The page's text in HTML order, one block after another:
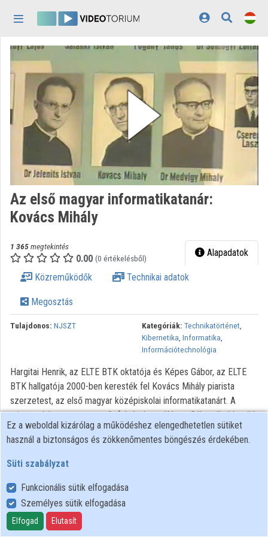
Kezdőlap
Bejelentkezés
Felfedezés
Kategóriák
Lejátszási listák
Intézmények
Közreműködők
Az első magyar informatikatanár:
Kovács Mihály
1 365megtekintés
0.00 (0 értékelésből) Alapadatok
Közreműködők Technikai adatok
Megosztás
Tulajdonos: NJSZT Kategóriák: Technikatörténet,
Kibernetika, Informatika,
Információtechnológia
Hargitai Henrik, az ELTE BTK oktatója és Képes Gábor, az ELTE
BTK hallgatója 2000-ben keresték fel Kovács Mihály piarista
szerzetest, az első magyar középiskolai informatikatanárt. A
mintegy húszperces amatőr felvétel egy Képes Gábor által írt cikk
háttéranyagaként készült. Ebből az amatőr felvételből készült ez a
rövid összeállítás, amelyet a Piarista Rend Magyar Tartománya és
a Neumann János Számítógép-tudományi Társaság Jövőbelátó
mutattunk be. A kiállítás a 120 éve született Öveges Józsefnek és
a 100 éve született Kovács Mihálynak állít emléket a budapesti
Piarista Gimnázium épületében.
Ez a weboldal kizárólag a működéshez elengedhetetlen sütiket
használ a biztonságos és zökkenőmentes böngészés érdekében.
Süti szabályzat
Funkcionális sütik elfogadása
Személyes sütik elfogadása
Elfogad Elutasít